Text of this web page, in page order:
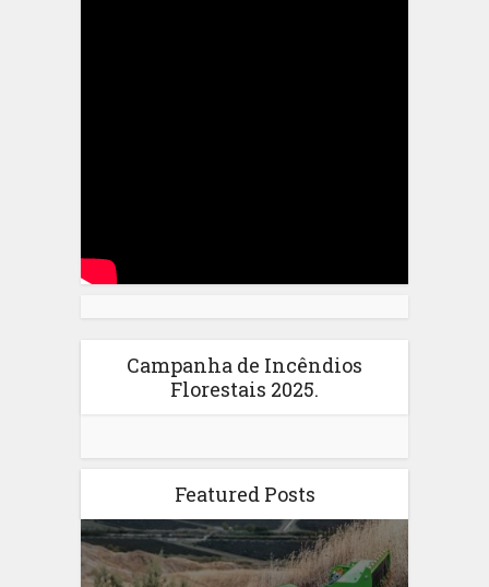
Campanha de Incêndios
Florestais 2025.
Featured Posts